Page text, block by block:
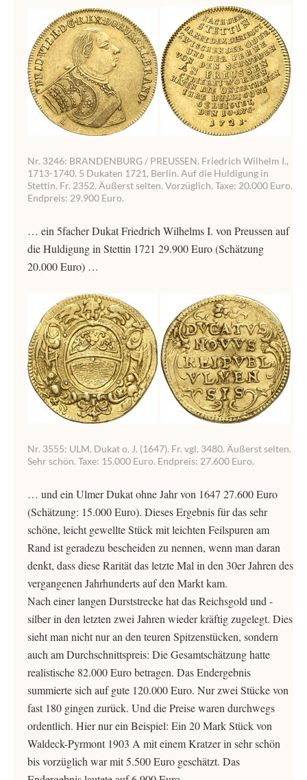
Nr. 3246: BRANDENBURG / PREUSSEN. Friedrich Wilhelm I.,
1713-1740. 5 Dukaten 1721, Berlin. Auf die Huldigung in
Stettin. Fr. 2352. Äußerst selten. Vorzüglich. Taxe: 20.000 Euro.
Endpreis: 29.900 Euro.
… ein 5facher Dukat Friedrich Wilhelms I. von Preussen auf
die Huldigung in Stettin 1721 29.900 Euro (Schätzung
20.000 Euro) …
Nr. 3555: ULM. Dukat o. J. (1647). Fr. vgl. 3480. Äußerst selten.
Sehr schön. Taxe: 15.000 Euro. Endpreis: 27.600 Euro.
… und ein Ulmer Dukat ohne Jahr von 1647 27.600 Euro
(Schätzung: 15.000 Euro). Dieses Ergebnis für das sehr
schöne, leicht gewellte Stück mit leichten Feilspuren am
Rand ist geradezu bescheiden zu nennen, wenn man daran
denkt, dass diese Rarität das letzte Mal in den 30er Jahren des
vergangenen Jahrhunderts auf den Markt kam.
Nach einer langen Durststrecke hat das Reichsgold und -
silber in den letzten zwei Jahren wieder kräftig zugelegt. Dies
sieht man nicht nur an den teuren Spitzenstücken, sondern
auch am Durchschnittspreis: Die Gesamtschätzung hatte
realistische 82.000 Euro betragen. Das Endergebnis
summierte sich auf gute 120.000 Euro. Nur zwei Stücke von
fast 180 gingen zurück. Und die Preise waren durchwegs
ordentlich. Hier nur ein Beispiel: Ein 20 Mark Stück von
Waldeck-Pyrmont 1903 A mit einem Kratzer in sehr schön
bis vorzüglich war mit 5.500 Euro geschätzt. Das